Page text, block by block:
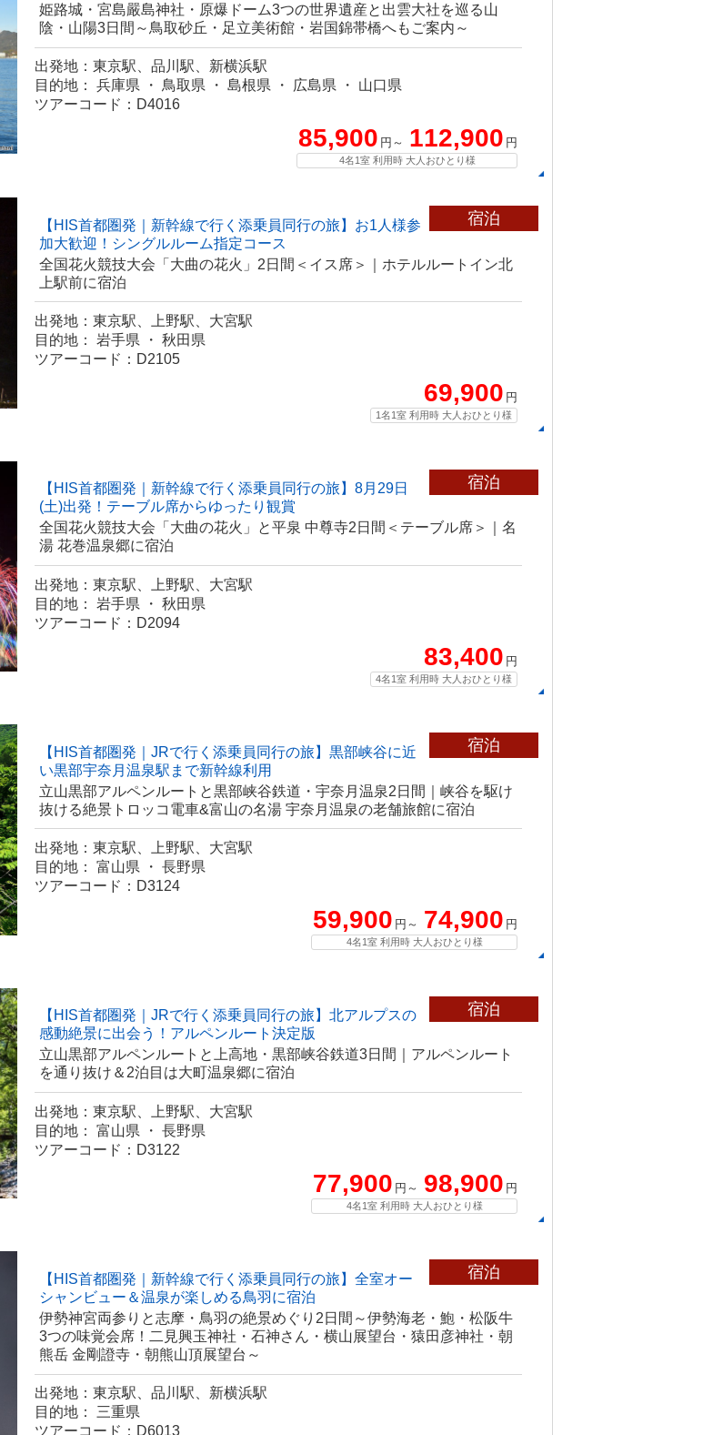
姫路城・宮島嚴島神社・原爆ドーム3つの世界遺産と出雲大社を巡る山
陰・山陽3日間～鳥取砂丘・足立美術館・岩国錦帯橋へもご案内～
出発地：東京駅、品川駅、新横浜駅
目的地： 兵庫県 ・ 鳥取県 ・ 島根県 ・ 広島県 ・ 山口県
ツアーコード：D4016
85,900 円～ 112,900 円
4名1室 利用時 大人おひとり様
宿泊
【HIS首都圏発｜新幹線で行く添乗員同行の旅】お1人様参
加大歓迎！シングルルーム指定コース
全国花火競技大会「大曲の花火」2日間＜イス席＞｜ホテルルートイン北
上駅前に宿泊
出発地：東京駅、上野駅、大宮駅
目的地： 岩手県 ・ 秋田県
ツアーコード：D2105
69,900 円
1名1室 利用時 大人おひとり様
宿泊
【HIS首都圏発｜新幹線で行く添乗員同行の旅】8月29日
(土)出発！テーブル席からゆったり観賞
全国花火競技大会「大曲の花火」と平泉 中尊寺2日間＜テーブル席＞｜名
湯 花巻温泉郷に宿泊
出発地：東京駅、上野駅、大宮駅
目的地： 岩手県 ・ 秋田県
ツアーコード：D2094
83,400 円
4名1室 利用時 大人おひとり様
宿泊
【HIS首都圏発｜JRで行く添乗員同行の旅】黒部峡谷に近
い黒部宇奈月温泉駅まで新幹線利用
立山黒部アルペンルートと黒部峡谷鉄道・宇奈月温泉2日間｜峡谷を駆け
抜ける絶景トロッコ電車&富山の名湯 宇奈月温泉の老舗旅館に宿泊
出発地：東京駅、上野駅、大宮駅
目的地： 富山県 ・ 長野県
ツアーコード：D3124
59,900 円～ 74,900 円
4名1室 利用時 大人おひとり様
宿泊
【HIS首都圏発｜JRで行く添乗員同行の旅】北アルプスの
感動絶景に出会う！アルペンルート決定版
立山黒部アルペンルートと上高地・黒部峡谷鉄道3日間｜アルペンルート
を通り抜け＆2泊目は大町温泉郷に宿泊
出発地：東京駅、上野駅、大宮駅
目的地： 富山県 ・ 長野県
ツアーコード：D3122
77,900 円～ 98,900 円
4名1室 利用時 大人おひとり様
宿泊
【HIS首都圏発｜新幹線で行く添乗員同行の旅】全室オー
シャンビュー＆温泉が楽しめる鳥羽に宿泊
伊勢神宮両参りと志摩・鳥羽の絶景めぐり2日間～伊勢海老・鮑・松阪牛
3つの味覚会席！二見興玉神社・石神さん・横山展望台・猿田彦神社・朝
熊岳 金剛證寺・朝熊山頂展望台～
出発地：東京駅、品川駅、新横浜駅
目的地： 三重県
ツアーコード：D6013